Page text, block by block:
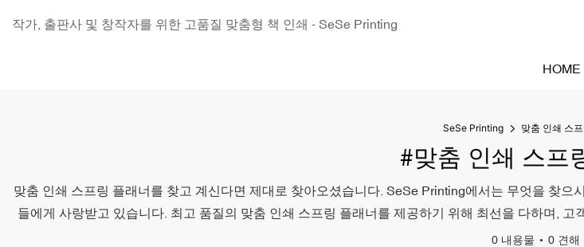
작가, 출판사 및 창작자를 위한 고품질 맞춤형 책 인쇄 - SeSe Printing
HOME
SeSe Printing 맞춤 인쇄 스
#맞춤 인쇄 스프
맞춤 인쇄 스프링 플래너를 찾고 계신다면 제대로 찾아오셨습니다. SeSe Printing에서는 무엇을 찾
들에게 사랑받고 있습니다. 최고 품질의 맞춤 인쇄 스프링 플래너를 제공하기 위해 최선을 다하며,
0 내용물 0 견해